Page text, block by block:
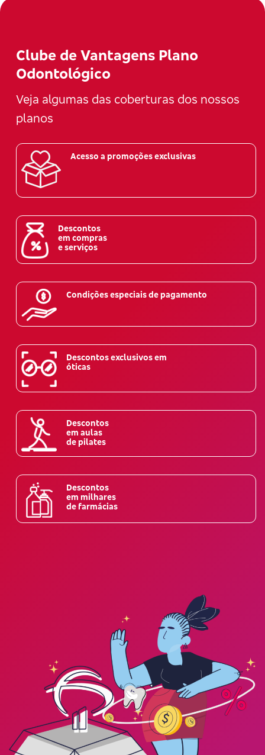
Clube de Vantagens Plano
Odontológico
Veja algumas das coberturas dos nossos
planos
Acesso a promoções exclusivas
Descontos
em compras
e serviços
Condições especiais de pagamento
Descontos exclusivos em
óticas
Descontos
em aulas
de pilates
Descontos
em milhares
de farmácias